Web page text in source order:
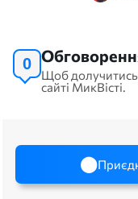
0
Щоб
сайті МикВісті.